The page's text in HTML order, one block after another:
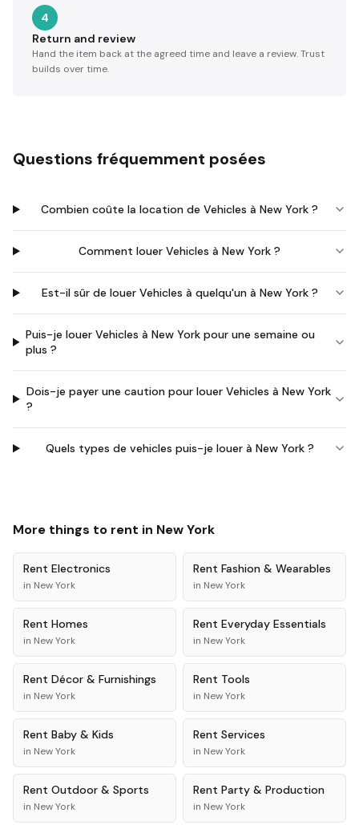
4
Return and review
Hand the item back at the agreed time and leave a review. Trust
builds over time.
Questions fréquemment posées
Combien coûte la location de Vehicles à New York ?
Comment louer Vehicles à New York ?
Est-il sûr de louer Vehicles à quelqu'un à New York ?
Puis-je louer Vehicles à New York pour une semaine ou
plus ?
Dois-je payer une caution pour louer Vehicles à New York
?
Quels types de vehicles puis-je louer à New York ?
More things to rent in New York
Rent Electronics
in New York
Rent Fashion & Wearables
in New York
Rent Homes
in New York
Rent Everyday Essentials
in New York
Rent Décor & Furnishings
in New York
Rent Tools
in New York
Rent Baby & Kids
in New York
Rent Services
in New York
Rent Outdoor & Sports
in New York
Rent Party & Production
in New York